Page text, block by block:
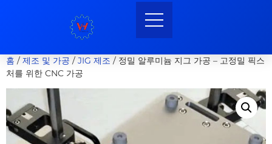
홈 / 제조 및 가공 / JIG 제조 / 정밀 알루미늄 지그 가공 – 고정밀 픽스
처를 위한 CNC 가공